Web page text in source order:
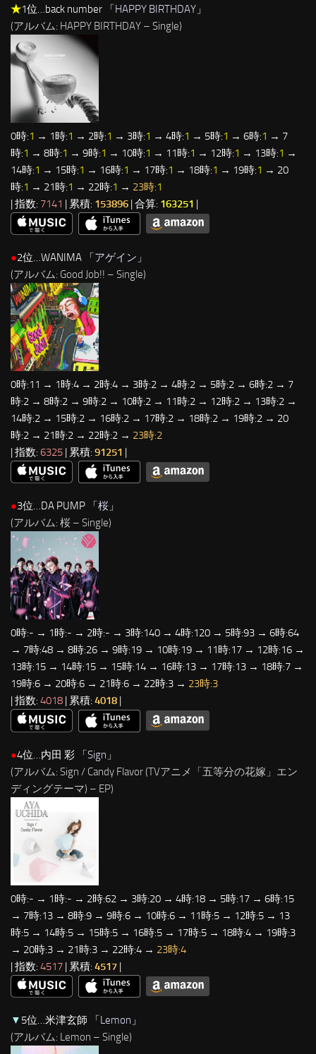
★1位…back number 「HAPPY BIRTHDAY 」
(アルバム: HAPPY BIRTHDAY – Single)
0時:1 → 1時:1 → 2時:1 → 3時:1 → 4時:1 → 5時:1 → 6時:1 → 7
時:1 → 8時:1 → 9時:1 → 10時:1 → 11時:1 → 12時:1 → 13時:1 →
14時:1 → 15時:1 → 16時:1 → 17時:1 → 18時:1 → 19時:1 → 20
時:1 → 21時:1 → 22時:1 → 23時:1
| 指数: 7141 | 累積: 153896 | 合算: 163251 |
●2位…WANIMA 「アゲイン 」
(アルバム: Good Job!! – Single)
0時:11 → 1時:4 → 2時:4 → 3時:2 → 4時:2 → 5時:2 → 6時:2 → 7
時:2 → 8時:2 → 9時:2 → 10時:2 → 11時:2 → 12時:2 → 13時:2 →
14時:2 → 15時:2 → 16時:2 → 17時:2 → 18時:2 → 19時:2 → 20
時:2 → 21時:2 → 22時:2 → 23時:2
| 指数: 6325 | 累積: 91251 |
●3位…DA PUMP 「 桜 」
(アルバム: 桜 – Single)
0時:- → 1時:- → 2時:- → 3時:140 → 4時:120 → 5時:93 → 6時:64
→ 7時:48 → 8時:26 → 9時:19 → 10時:19 → 11時:17 → 12時:16 →
13時:15 → 14時:15 → 15時:14 → 16時:13 → 17時:13 → 18時:7 →
19時:6 → 20時:6 → 21時:6 → 22時:3 → 23時:3
| 指数: 4018 | 累積: 4018
●4位…内田 彩 「Sign 」
(アルバム: Sign / Candy Flavor (TVアニメ「五等分の花嫁」エン
ディングテーマ) – EP)
0時:- → 1時:- → 2時:62 → 3時:20 → 4時:18 → 5時:17 → 6時:15
→ 7時:13 → 8時:9 → 9時:6 → 10時:6 → 11時:5 → 12時:5 → 13
時:5 → 14時:5 → 15時:5 → 16時:5 → 17時:5 → 18時:4 → 19時:3
→ 20時:3 → 21時:3 → 22時:4 → 23時:4
| 指数: 4517 | 累積: 4517 |
▼ 5位…米津玄師 「Lemon 」
(アルバム: Lemon – Single)